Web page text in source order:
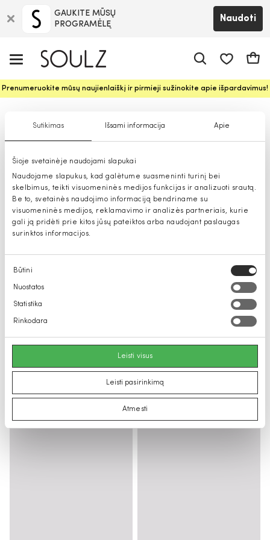
Sutikimas Išsami informacija Apie
Šioje svetainėje naudojami slapukai
Naudojame slapukus, kad galėtume suasmeninti turinį bei
skelbimus, teikti visuomeninės medijos funkcijas ir analizuoti srautą.
Be to, svetainės naudojimo informaciją bendriname su
visuomeninės medijos, reklamavimo ir analizės partneriais, kurie
gali ją pridėti prie kitos jūsų pateiktos arba naudojant paslaugas
surinktos informacijos.
Sutikimo
pasirinkimas
Būtini
Nuostatos
Statistika
Rinkodara
Leisti visus
Leisti pasirinkimą
Atmesti
GAUKITE MŪSŲ
PROGRAMĖLĘ
Naudoti
Prenumeruokite mūsų naujienlaiškį ir pirmieji sužinokite apie išpardavimus!
Aksesuarai mergaitėms